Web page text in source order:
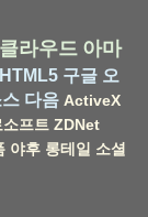
클라우드 아마
HTML5 구글 오
다음 ActiveX
프트 ZDNet
야후 롱테일 소셜